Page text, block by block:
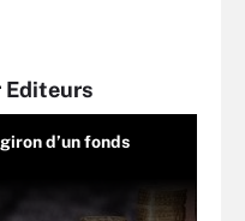
Editeurs
d’un fonds